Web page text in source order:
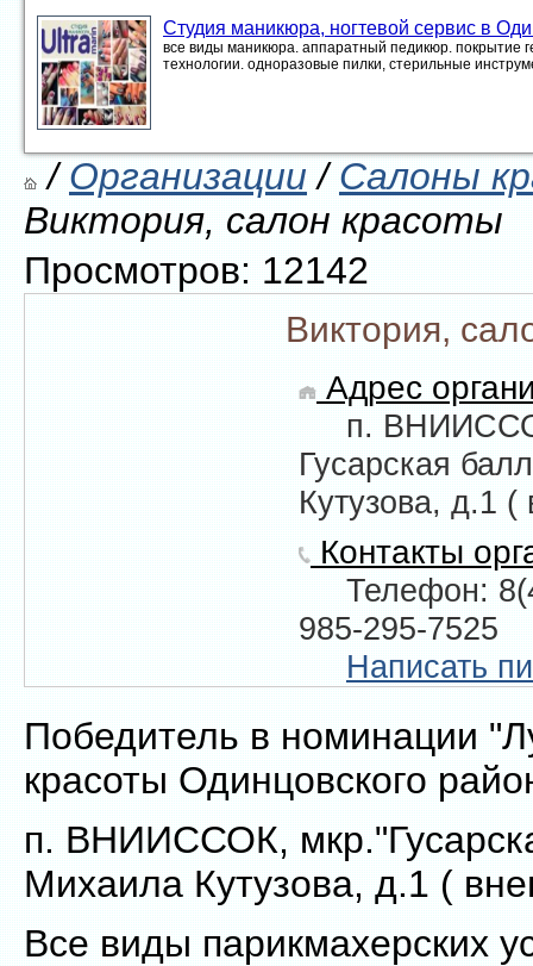
Студия маникюра, ногтевой сервис в
все виды маникюра. аппаратный педикюр. покрытие
технологии. одноразовые пилки, стерильные
/Организации/Салоны
Виктория, салон красоты
Просмотров: 12142
Виктория,
Адрес
п.
Гусарская
Кутузова, д.1
Контакты
Телефон:
985-295-7525
Написать
Победитель в номинации
красоты Одинцовского
п. ВНИИССОК,
Михаила Кутузова, д.1 (
Все виды парикмахерских